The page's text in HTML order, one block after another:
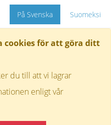
cookies för att göra ditt
du till att vi lagrar
enligt vår
På Svenska Suomeksi